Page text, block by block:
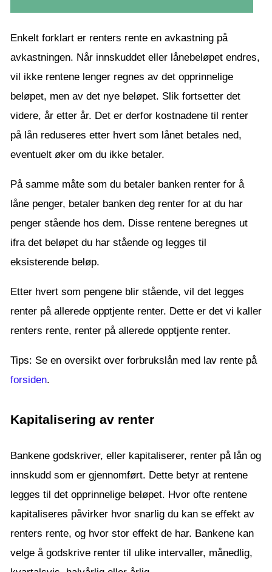
Enkelt forklart er renters rente en avkastning på
avkastningen. Når innskuddet eller lånebeløpet endres,
vil ikke rentene lenger regnes av det opprinnelige
beløpet, men av det nye beløpet. Slik fortsetter det
videre, år etter år. Det er derfor kostnadene til renter
på lån reduseres etter hvert som lånet betales ned,
eventuelt øker om du ikke betaler.
På samme måte som du betaler banken renter for å
låne penger, betaler banken deg renter for at du har
penger stående hos dem. Disse rentene beregnes ut
ifra det beløpet du har stående og legges til
eksisterende beløp.
Etter hvert som pengene blir stående, vil det legges
renter på allerede opptjente renter. Dette er det vi kaller
renters rente, renter på allerede opptjente renter.
Tips: Se en oversikt over forbrukslån med lav rente på
forsiden.
Kapitalisering av renter
Bankene godskriver, eller kapitaliserer, renter på lån og
innskudd som er gjennomført. Dette betyr at rentene
legges til det opprinnelige beløpet. Hvor ofte rentene
kapitaliseres påvirker hvor snarlig du kan se effekt av
renters rente, og hvor stor effekt de har. Bankene kan
velge å godskrive renter til ulike intervaller, månedlig,